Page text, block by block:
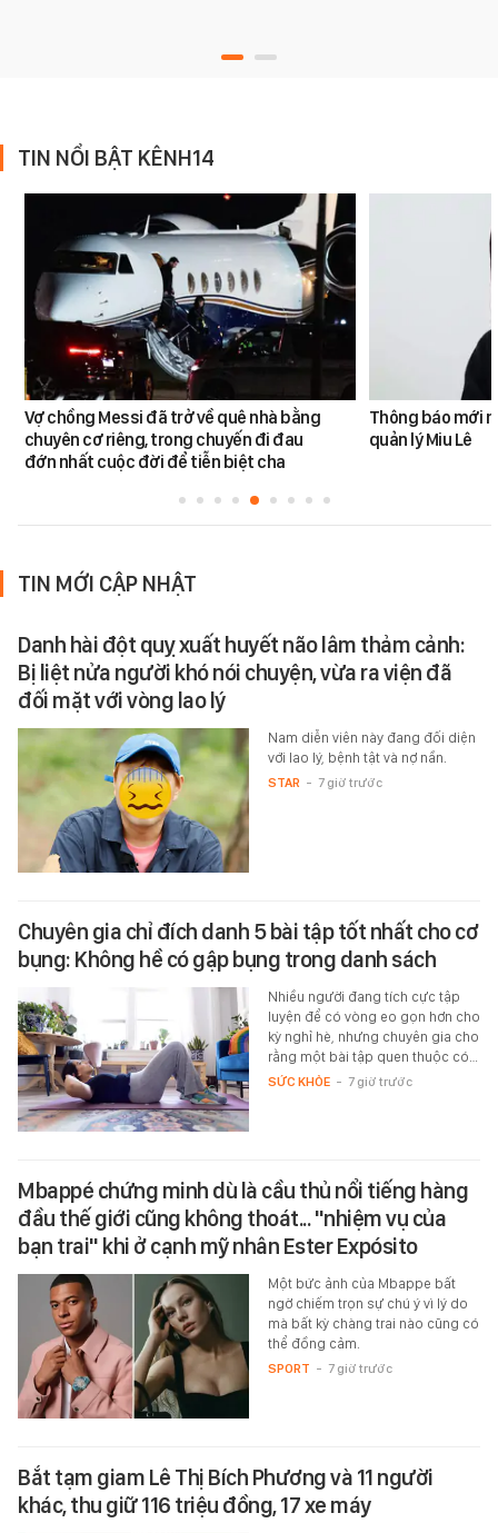
TIN NỔI BẬT KÊNH14
Vợ chồng Messi đã trở về quê nhà bằng
chuyên cơ riêng, trong chuyến đi đau
đớn nhất cuộc đời để tiễn biệt cha
Thông báo mới
quản lý Miu Lê
TIN MỚI CẬP NHẬT
Danh hài đột quỵ xuất huyết não lâm thảm cảnh:
Bị liệt nửa người khó nói chuyện, vừa ra viện đã
đối mặt với vòng lao lý
Nam diễn viên này đang đối diện
với lao lý, bệnh tật và nợ nần.
STAR - 7 giờ trước
Chuyên gia chỉ đích danh 5 bài tập tốt nhất cho cơ
bụng: Không hề có gập bụng trong danh sách
Nhiều người đang tích cực tập
luyện để có vòng eo gọn hơn cho
kỳ nghỉ hè, nhưng chuyên gia cho
rằng một bài tập quen thuộc có…
SỨC KHỎE - 7 giờ trước
Mbappé chứng minh dù là cầu thủ nổi tiếng hàng
đầu thế giới cũng không thoát... "nhiệm vụ của
bạn trai" khi ở cạnh mỹ nhân Ester Expósito
Một bức ảnh của Mbappe bất
ngờ chiếm trọn sự chú ý vì lý do
mà bất kỳ chàng trai nào cũng có
thể đồng cảm.
SPORT - 7 giờ trước
Bắt tạm giam Lê Thị Bích Phương và 11 người
khác, thu giữ 116 triệu đồng, 17 xe máy